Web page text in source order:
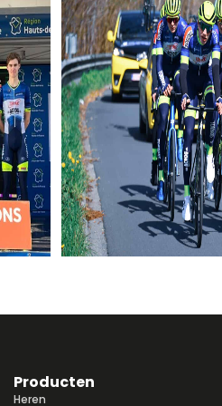
Producten
Heren